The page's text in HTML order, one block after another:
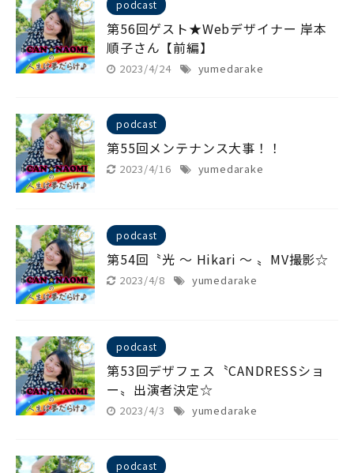
podcast
第56回ゲスト★Webデザイナー 岸本
順子さん【前編】
2023/4/24 yumedarake
podcast
第55回メンテナンス大事！！
2023/4/16 yumedarake
podcast
第54回〝光 〜 Hikari 〜 〟MV撮影☆
2023/4/8 yumedarake
podcast
第53回デザフェス〝CANDRESSショ
ー〟出演者決定☆
2023/4/3 yumedarake
podcast